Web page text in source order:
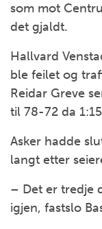
som mot
det gjaldt.
Hallvard
ble feilet og
Reidar Greve
til 78-72 da
Asker hadde
langt etter
– Det er tredje
igjen, fastslo